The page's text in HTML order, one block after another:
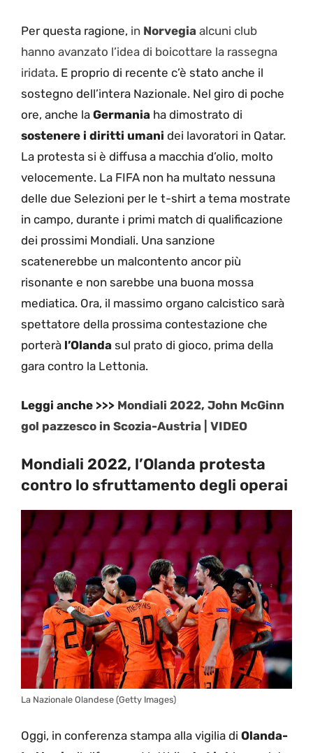
Per questa ragione, in Norvegia alcuni club
hanno avanzato l’idea di boicottare la rassegna
iridata. E proprio di recente c’è stato anche il
sostegno dell’intera Nazionale. Nel giro di poche
ore, anche la Germania ha dimostrato di
sostenere i diritti umani dei lavoratori in Qatar.
La protesta si è diffusa a macchia d’olio, molto
velocemente. La FIFA non ha multato nessuna
delle due Selezioni per le t-shirt a tema mostrate
in campo, durante i primi match di qualificazione
dei prossimi Mondiali. Una sanzione
scatenerebbe un malcontento ancor più
risonante e non sarebbe una buona mossa
mediatica. Ora, il massimo organo calcistico sarà
spettatore della prossima contestazione che
porterà l’Olanda sul prato di gioco, prima della
gara contro la Lettonia.
Leggi anche >>> Mondiali 2022, John McGinn
gol pazzesco in Scozia-Austria | VIDEO
Mondiali 2022, l’Olanda protesta
contro lo sfruttamento degli operai
La Nazionale Olandese (Getty Images)
Oggi, in conferenza stampa alla vigilia di Olanda-